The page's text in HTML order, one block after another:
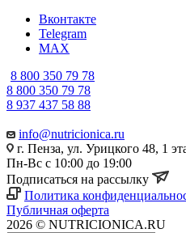
Вконтакте
Telegram
MAX
8 800 350 79 78
8 800 350 79 78
8 937 437 58 88
info@nutricionica.ru
г. Пенза, ул. Урицкого 48, 1
Пн-Вс с 10:00 до 19:00
Подписаться на рассылку
Политика
Публичная оферта
2026 © NUTRICIONICA.RU